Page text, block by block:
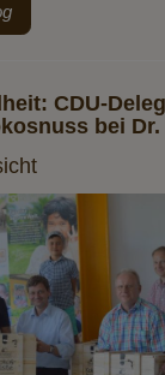
CDU-
bei Dr.